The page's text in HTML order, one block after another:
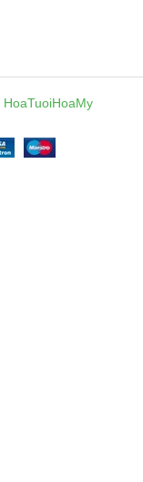
HoaTuoiHoaMy